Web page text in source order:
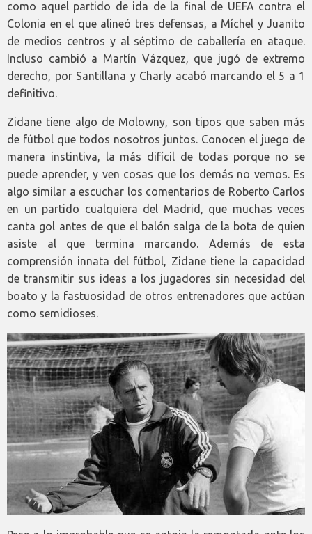
como aquel partido de ida de la final de UEFA contra el
Colonia en el que alineó tres defensas, a Míchel y Juanito
de medios centros y al séptimo de caballería en ataque.
Incluso cambió a Martín Vázquez, que jugó de extremo
derecho, por Santillana y Charly acabó marcando el 5 a 1
definitivo.
Zidane tiene algo de Molowny, son tipos que saben más
de fútbol que todos nosotros juntos. Conocen el juego de
manera instintiva, la más difícil de todas porque no se
puede aprender, y ven cosas que los demás no vemos. Es
algo similar a escuchar los comentarios de Roberto Carlos
en un partido cualquiera del Madrid, que muchas veces
canta gol antes de que el balón salga de la bota de quien
asiste al que termina marcando. Además de esta
comprensión innata del fútbol, Zidane tiene la capacidad
de transmitir sus ideas a los jugadores sin necesidad del
boato y la fastuosidad de otros entrenadores que actúan
como semidioses.